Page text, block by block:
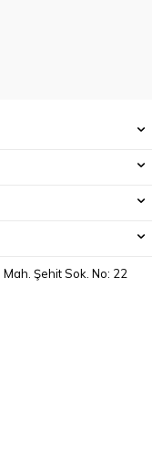
Şehit Sok. No: 22